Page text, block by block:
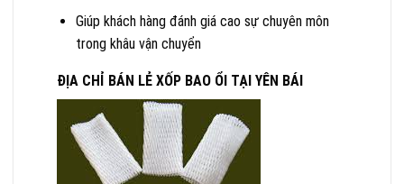
Giúp khách hàng đánh giá cao sự chuyên môn
trong khâu vận chuyển
ĐỊA CHỈ BÁN LẺ XỐP BAO ỔI TẠI YÊN BÁI